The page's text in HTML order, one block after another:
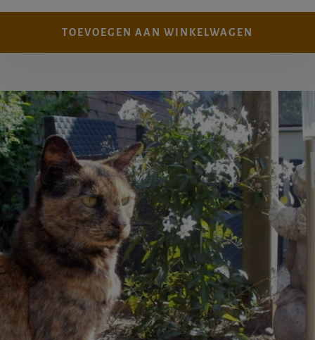
TOEVOEGEN AAN WINKELWAGEN